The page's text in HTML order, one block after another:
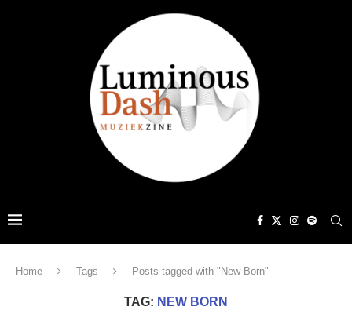
Home Tags Posts tagged with "New Born"
TAG: NEW BORN